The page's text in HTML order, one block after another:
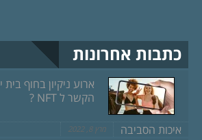
כתבות אחרונות
הקשר ל NFT ?
איכות הסביבה מרץ 8, 2022